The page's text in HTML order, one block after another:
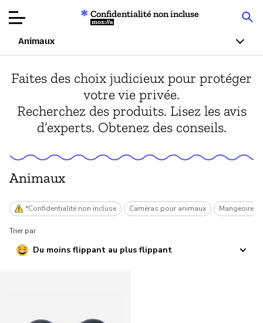
Tests de
produits
Articles
Confidentialité non incluse
Mozilla
Animaux
Faites des choix judicieux pour protéger
votre vie privée.
Recherchez des produits. Lisez les avis
d’experts. Obtenez des conseils.
Animaux
*Confidentialité non incluse Caméras pour animaux Mangeoires
Trier par
Du moins flippant au plus flippant